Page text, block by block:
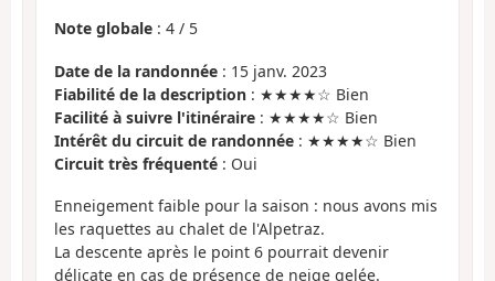
Note globale : 4 / 5
Date de la randonnée : 15 janv. 2023
Fiabilité de la description : ★★★★☆ Bien
Facilité à suivre l'itinéraire : ★★★★☆ Bien
Intérêt du circuit de randonnée : ★★★★☆ Bien
Circuit très fréquenté : Oui
Enneigement faible pour la saison : nous avons mis
les raquettes au chalet de l'Alpetraz.
La descente après le point 6 pourrait devenir
délicate en cas de présence de neige gelée.